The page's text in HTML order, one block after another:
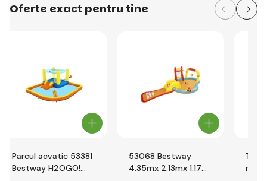
Oferte exact pentru tine
Parcul acvatic 53381
Bestway H2OGO!
53068 Bestway
4.35mx 2.13mx 1.17m